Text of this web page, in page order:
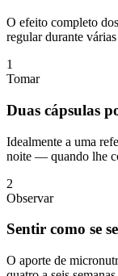
O efeito completo
regular durante várias
1
Tomar
Duas cápsulas
Idealmente a uma
noite — quando lhe
2
Observar
Sentir como se
O aporte de